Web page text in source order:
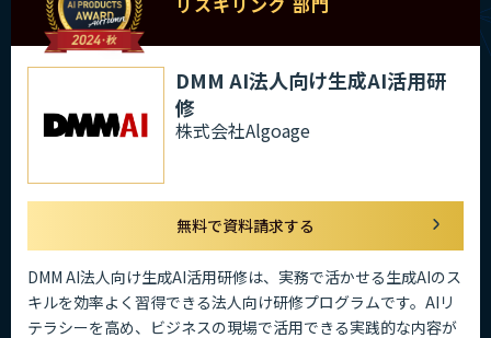
DMM AI法人向け生成AI活用研
修
株式会社Algoage
無料で資料請求する
DMM AI法人向け生成AI活用研修は、実務で活かせる生成AIのス
キルを効率よく習得できる法人向け研修プログラムです。AIリ
テラシーを高め、ビジネスの現場で活用できる実践的な内容が